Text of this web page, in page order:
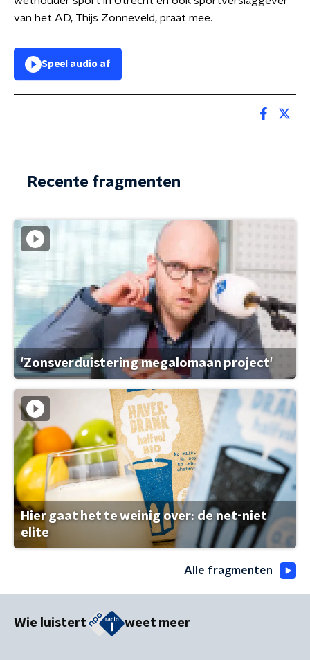
van het AD, Thijs Zonneveld, praat mee.
Speel audio af
Recente fragmenten
'Zonsverduistering megalomaan project'
Hier gaat het te weinig over: de net-niet
elite
Alle fragmenten
Wie luistert weet meer